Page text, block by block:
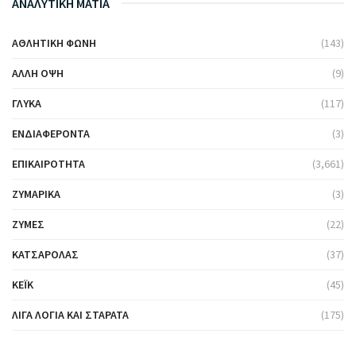
ΑΝΑΛΥΤΙΚΗ ΜΑΤΙΑ
ΑΘΛΗΤΙΚΉ ΦΩΝΉ (143)
ΆΛΛΗ ΌΨΗ (9)
ΓΛΥΚΆ (117)
ΕΝΔΙΑΦΈΡΟΝΤΑ (3)
ΕΠΙΚΑΙΡΌΤΗΤΑ (3,661)
ΖΥΜΑΡΙΚΆ (3)
ΖΎΜΕΣ (22)
ΚΑΤΣΑΡΌΛΑΣ (37)
ΚΈΙΚ (45)
ΛΊΓΑ ΛΌΓΙΑ ΚΑΙ ΣΤΑΡΆΤΑ (175)